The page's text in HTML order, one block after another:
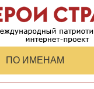
ПО ИМЕНАМ